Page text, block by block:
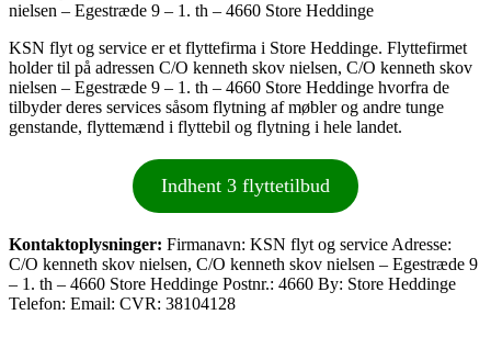
nielsen – Egestræde 9 – 1. th – 4660 Store Heddinge
KSN flyt og service er et flyttefirma i Store Heddinge. Flyttefirmet
holder til på adressen C/O kenneth skov nielsen, C/O kenneth skov
nielsen – Egestræde 9 – 1. th – 4660 Store Heddinge hvorfra de
tilbyder deres services såsom flytning af møbler og andre tunge
genstande, flyttemænd i flyttebil og flytning i hele landet.
Indhent 3 flyttetilbud
Kontaktoplysninger: Firmanavn: KSN flyt og service Adresse:
C/O kenneth skov nielsen, C/O kenneth skov nielsen – Egestræde 9
– 1. th – 4660 Store Heddinge Postnr.: 4660 By: Store Heddinge
Telefon: Email: CVR: 38104128